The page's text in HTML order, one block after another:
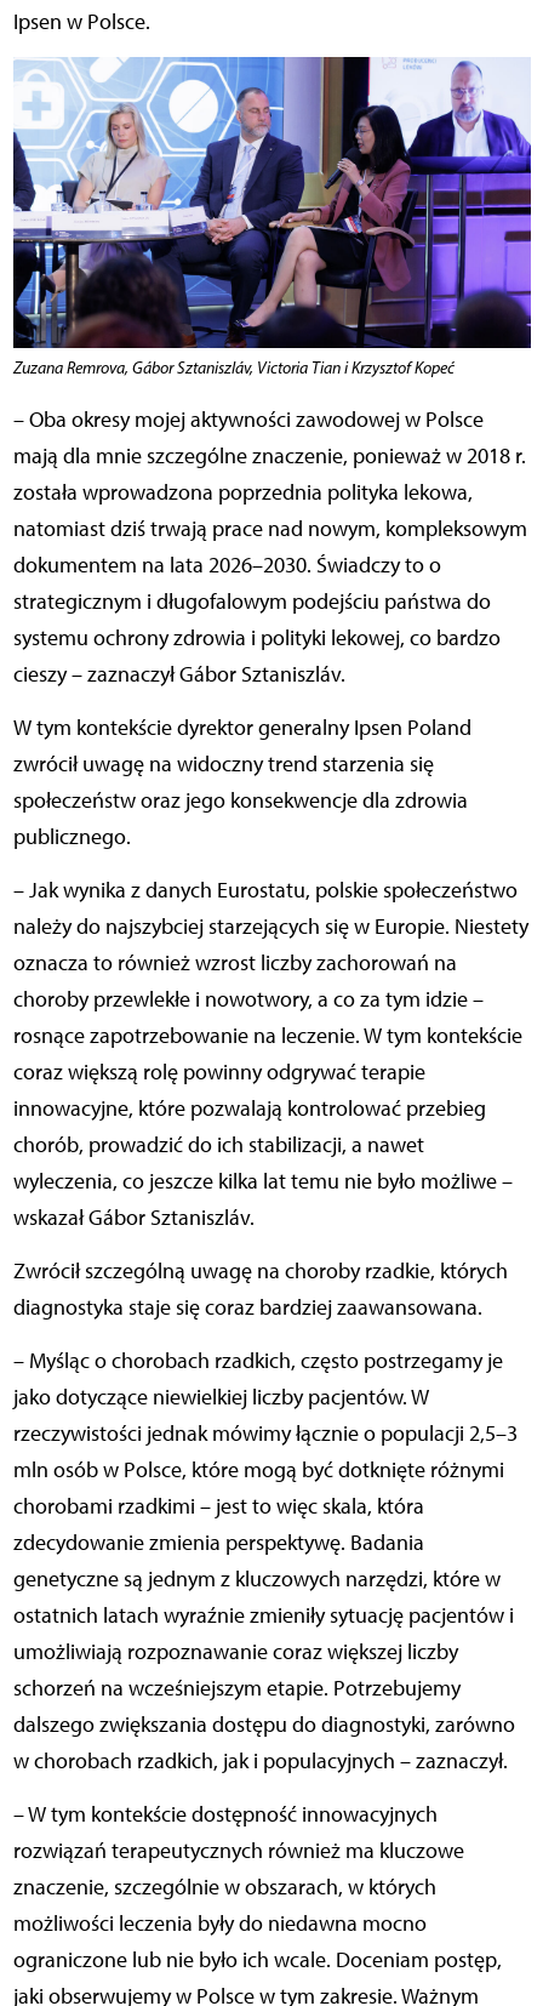
Ipsen w Polsce.
Zuzana Remrova, Gábor Sztaniszláv, Victoria Tian i Krzysztof Kopeć
– Oba okresy mojej aktywności zawodowej w Polsce
mają dla mnie szczególne znaczenie, ponieważ w 2018 r.
została wprowadzona poprzednia polityka lekowa,
natomiast dziś trwają prace nad nowym, kompleksowym
dokumentem na lata 2026–2030. Świadczy to o
strategicznym i długofalowym podejściu państwa do
systemu ochrony zdrowia i polityki lekowej, co bardzo
cieszy – zaznaczył Gábor Sztaniszláv.
W tym kontekście dyrektor generalny Ipsen Poland
zwrócił uwagę na widoczny trend starzenia się
społeczeństw oraz jego konsekwencje dla zdrowia
publicznego.
– Jak wynika z danych Eurostatu, polskie społeczeństwo
należy do najszybciej starzejących się w Europie. Niestety
oznacza to również wzrost liczby zachorowań na
choroby przewlekłe i nowotwory, a co za tym idzie –
rosnące zapotrzebowanie na leczenie. W tym kontekście
coraz większą rolę powinny odgrywać terapie
innowacyjne, które pozwalają kontrolować przebieg
chorób, prowadzić do ich stabilizacji, a nawet
wyleczenia, co jeszcze kilka lat temu nie było możliwe –
wskazał Gábor Sztaniszláv.
Zwrócił szczególną uwagę na choroby rzadkie, których
diagnostyka staje się coraz bardziej zaawansowana.
– Myśląc o chorobach rzadkich, często postrzegamy je
jako dotyczące niewielkiej liczby pacjentów. W
rzeczywistości jednak mówimy łącznie o populacji 2,5–3
mln osób w Polsce, które mogą być dotknięte różnymi
chorobami rzadkimi – jest to więc skala, która
zdecydowanie zmienia perspektywę. Badania
genetyczne są jednym z kluczowych narzędzi, które w
ostatnich latach wyraźnie zmieniły sytuację pacjentów i
umożliwiają rozpoznawanie coraz większej liczby
schorzeń na wcześniejszym etapie. Potrzebujemy
dalszego zwiększania dostępu do diagnostyki, zarówno
w chorobach rzadkich, jak i populacyjnych – zaznaczył.
– W tym kontekście dostępność innowacyjnych
rozwiązań terapeutycznych również ma kluczowe
znaczenie, szczególnie w obszarach, w których
możliwości leczenia były do niedawna mocno
ograniczone lub nie było ich wcale. Doceniam postęp,
jaki obserwujemy w Polsce w tym zakresie. Ważnym